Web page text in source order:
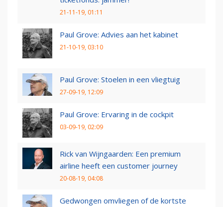
21-11-19, 01:11
Paul Grove: Advies aan het kabinet
21-10-19, 03:10
Paul Grove: Stoelen in een vliegtuig
27-09-19, 12:09
Paul Grove: Ervaring in de cockpit
03-09-19, 02:09
Rick van Wijngaarden: Een premium
airline heeft een customer journey
20-08-19, 04:08
Gedwongen omvliegen of de kortste